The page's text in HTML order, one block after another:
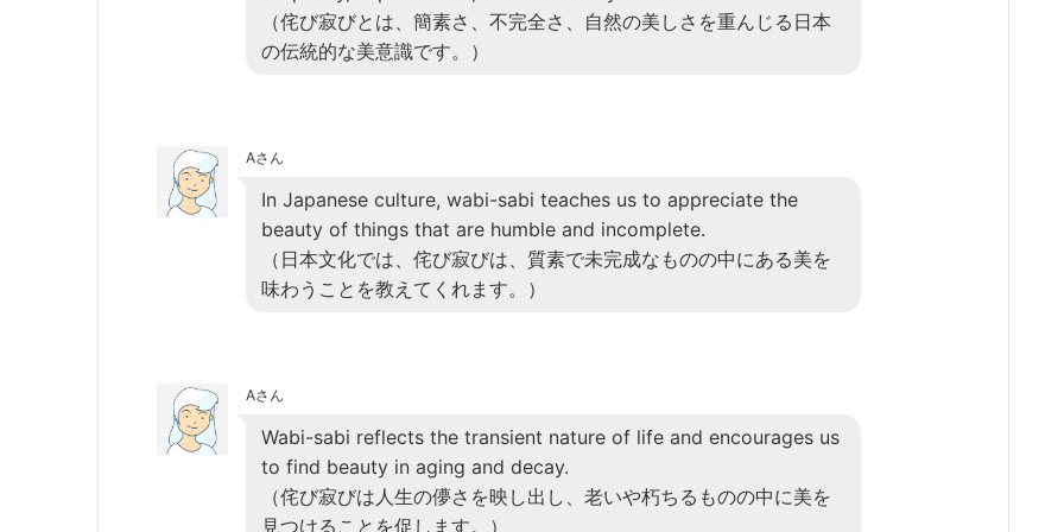
（侘び寂びとは、簡素さ、不完全さ、自然の美しさを重んじる日本
の伝統的な美意識です。）
Aさん
In Japanese culture, wabi-sabi teaches us to appreciate the
beauty of things that are humble and incomplete.
（日本文化では、侘び寂びは、質素で未完成なものの中にある美を
味わうことを教えてくれます。）
Aさん
Wabi-sabi reflects the transient nature of life and encourages us
to find beauty in aging and decay.
（侘び寂びは人生の儚さを映し出し、老いや朽ちるものの中に美を
見つけることを促します。）